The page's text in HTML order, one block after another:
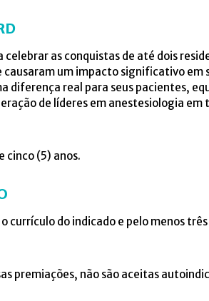
celebrar as conquistas de até dois
um impacto significativo em
diferença real para seus pacientes,
de líderes em anestesiologia
cinco (5) anos.
currículo do indicado e pelo menos
premiações, não são aceitas